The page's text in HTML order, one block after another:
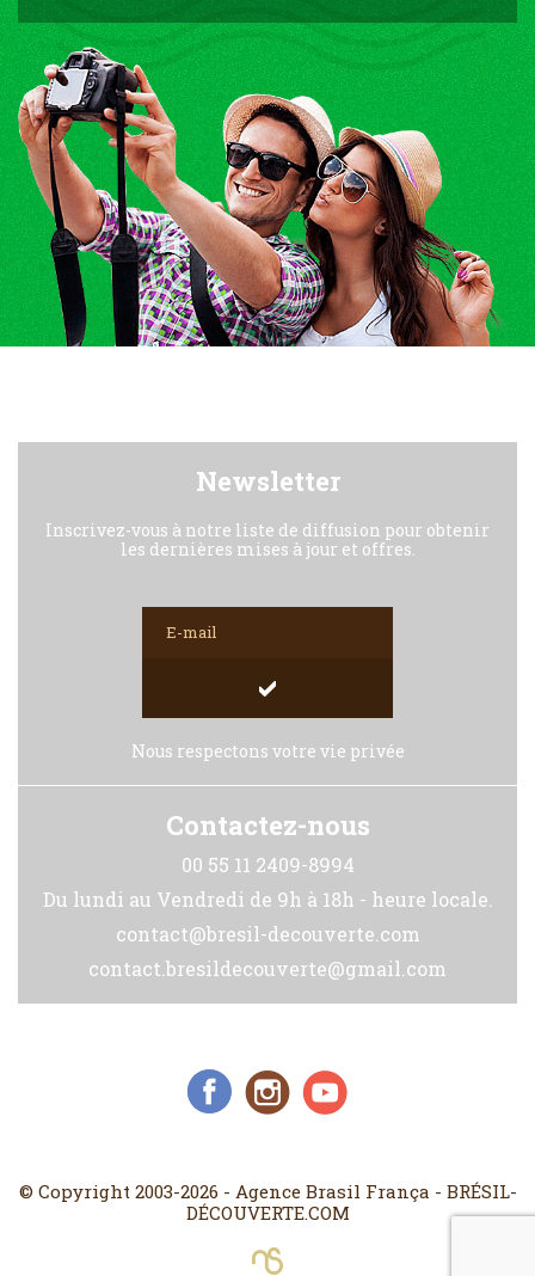
Newsletter
Inscrivez-vous à notre liste de diffusion pour obtenir
les dernières mises à jour et offres.
Nous respectons votre vie privée
Contactez-nous
00 55 11 2409-8994
Du lundi au Vendredi de 9h à 18h - heure locale.
contact@bresil-decouverte.com
contact.bresildecouverte@gmail.com
© Copyright 2003-2026 - Agence Brasil França - BRÉSIL-
DÉCOUVERTE.COM